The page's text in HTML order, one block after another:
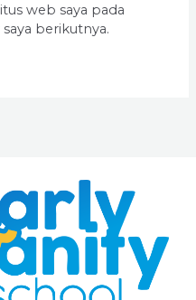
web saya pada
berikutnya.